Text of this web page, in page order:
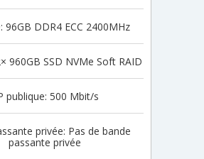
96GB DDR4 ECC 2400MHz
960GB SSD NVMe Soft RAID
publique: 500 Mbit/s
privée: Pas de bande
passante privée